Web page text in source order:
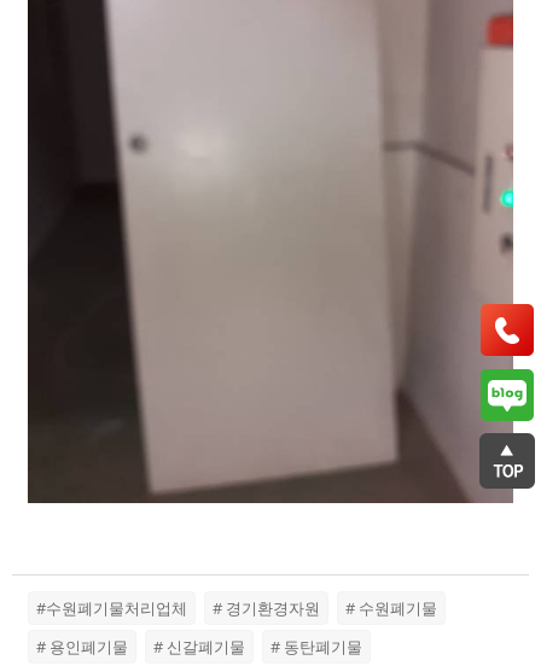
#수원폐기물처리업체 # 경기환경자원
# 수원폐기물
# 용인폐기물
# 신갈폐기물 # 동탄폐기물